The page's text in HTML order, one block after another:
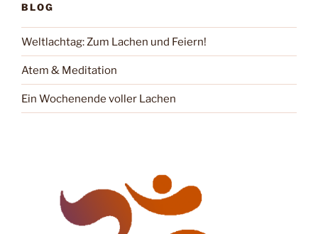
BLOG
Weltlachtag: Zum Lachen und Feiern!
Atem & Meditation
Ein Wochenende voller Lachen